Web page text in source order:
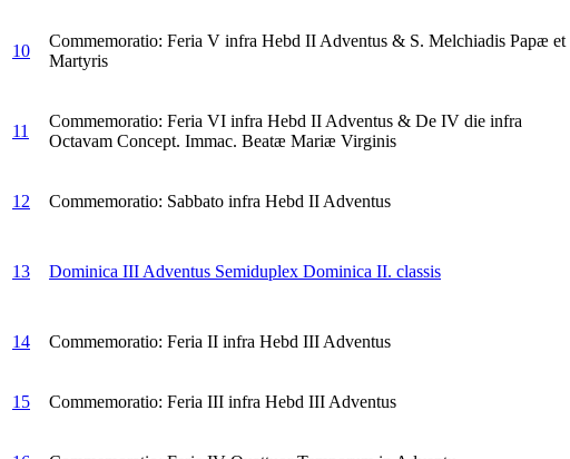
10
Commemoratio: Feria V infra Hebd II Adventus & S. Melchiadis Papæ et
Martyris
11
Commemoratio: Feria VI infra Hebd II Adventus & De IV die infra
Octavam Concept. Immac. Beatæ Mariæ Virginis
12 Commemoratio: Sabbato infra Hebd II Adventus
13 Dominica III Adventus Semiduplex Dominica II. classis
14 Commemoratio: Feria II infra Hebd III Adventus
15 Commemoratio: Feria III infra Hebd III Adventus